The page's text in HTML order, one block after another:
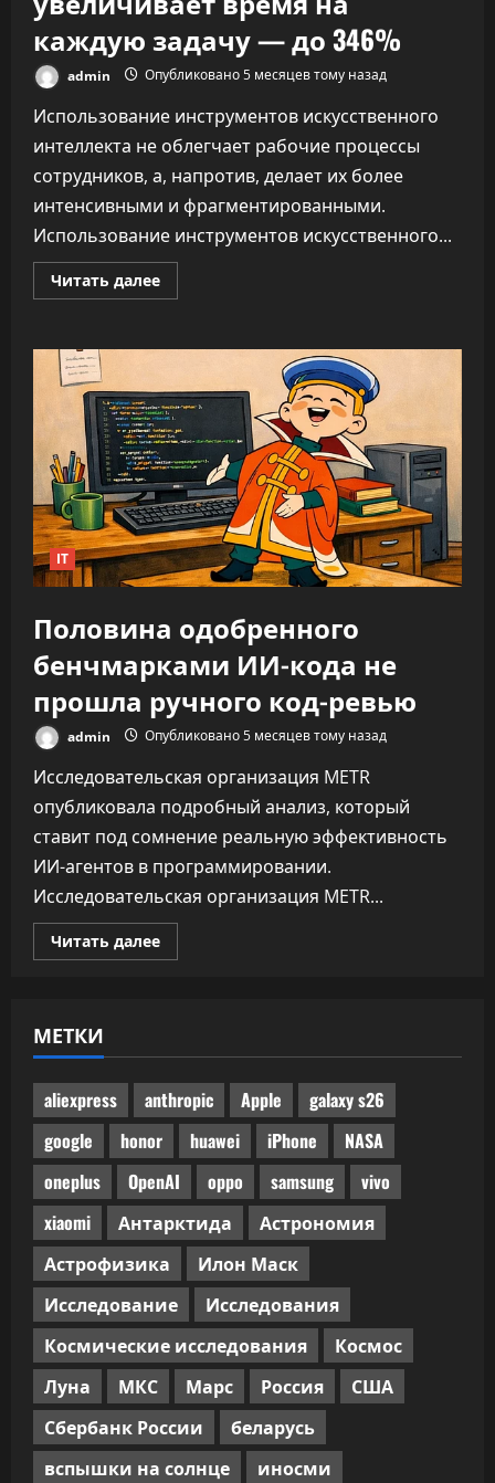
каждую задачу — до 346%
admin Опубликовано 5 месяцев тому назад
Использование инструментов искусственного
интеллекта не облегчает рабочие процессы
сотрудников, а, напротив, делает их более
интенсивными и фрагментированными.
Использование инструментов искусственного...
Читать далееПрочитать
больше
облегчает
а
увеличивает
время
на
каждую
задачу
—
до
346%
IT
Половина одобренного
бенчмарками ИИ-кода не
прошла ручного код-ревью
admin Опубликовано 5 месяцев тому назад
Исследовательская организация METR
опубликовала подробный анализ, который
ставит под сомнение реальную эффективность
ИИ-агентов в программировании.
Исследовательская организация METR...
Читать далееПрочитать
больше
не
прошла
ручного
код-
ревью
МЕТКИ
aliexpress anthropic Apple
galaxy s26
google
honor huawei iPhone
NASA
oneplus
OpenAI oppo samsung
vivo
xiaomi
Антарктида
Астрономия
Астрофизика
Илон Маск
Исследование
Исследования
Космические исследования
Космос
Луна
МКС Марс Россия
США
Сбербанк России
беларусь
вспышки на солнце
иносми